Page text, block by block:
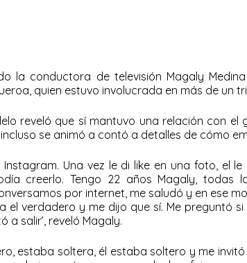
la conductora de televisión Magaly
quien estuvo involucrada en más de un
reveló que sí mantuvo una relación con
incluso se animó a contó a detalles de cómo
Instagram. Una vez le di like en una foto, el
creerlo. Tengo 22 años Magaly, todas
por internet, me saludó y en ese
el verdadero y me dijo que sí. Me preguntó si
a salir’, reveló Magaly.
estaba soltera, él estaba soltero y me invitó